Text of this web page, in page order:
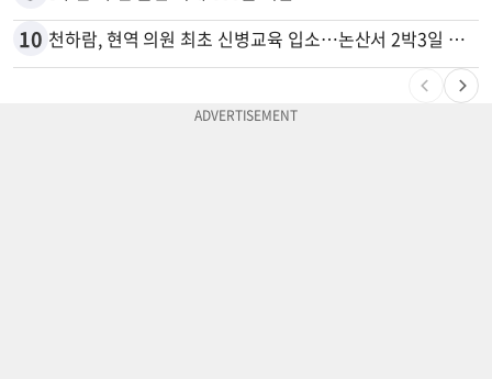
10 천하람, 현역 의원 최초 신병교육 입소…논산서 2박3일 생활